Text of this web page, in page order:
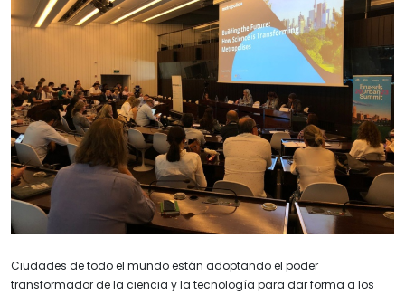
Ciudades de todo el mundo están adoptando el poder
transformador de la ciencia y la tecnología para dar forma a los